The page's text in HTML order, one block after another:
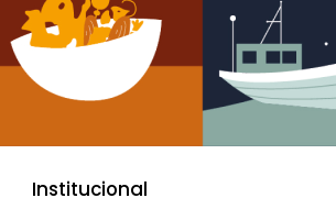
Institucional